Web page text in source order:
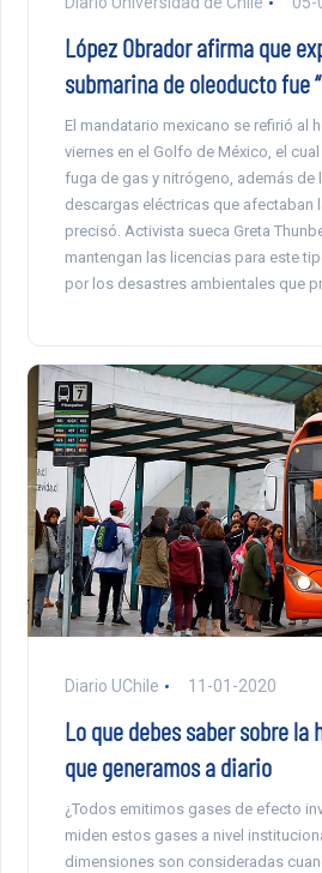
López Obrador afirma que
submarina de oleoducto fue
El mandatario mexicano se refirió al
viernes en el Golfo de México, el
fuga de gas y nitrógeno, además de
descargas eléctricas que afectaban
precisó. Activista sueca Greta
mantengan las licencias para este
por los desastres ambientales que
Diario UChile 11-01-2020
Lo que debes saber sobre la
que generamos a diario
¿Todos emitimos gases de efecto
miden estos gases a nivel
dimensiones son consideradas